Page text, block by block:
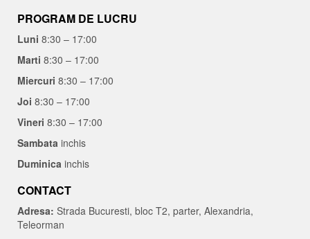
PROGRAM DE LUCRU
Luni 8:30 – 17:00
Marti 8:30 – 17:00
Miercuri 8:30 – 17:00
Joi 8:30 – 17:00
Vineri 8:30 – 17:00
Sambata inchis
Duminica inchis
CONTACT
Adresa: Strada Bucuresti, bloc T2, parter, Alexandria,
Teleorman